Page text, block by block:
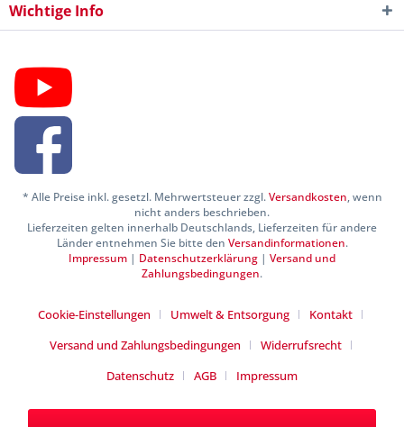
Wichtige Info
* Alle Preise inkl. gesetzl. Mehrwertsteuer zzgl.Versandkosten, wenn
nicht anders beschrieben.
Lieferzeiten gelten innerhalb Deutschlands, Lieferzeiten für andere
Länder entnehmen Sie bitte den Versandinformationen.
Impressum | Datenschutzerklärung | Versand und
Zahlungsbedingungen.
Cookie-Einstellungen Umwelt & Entsorgung
Kontakt
Versand und Zahlungsbedingungen
Widerrufsrecht
Datenschutz
AGB Impressum